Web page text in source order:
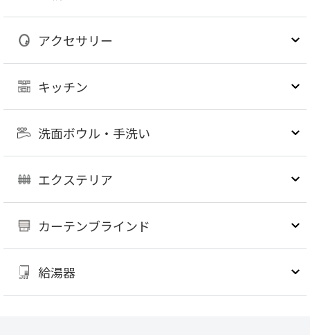
アクセサリー
キッチン
洗面ボウル・手洗い
エクステリア
カーテンブラインド
給湯器